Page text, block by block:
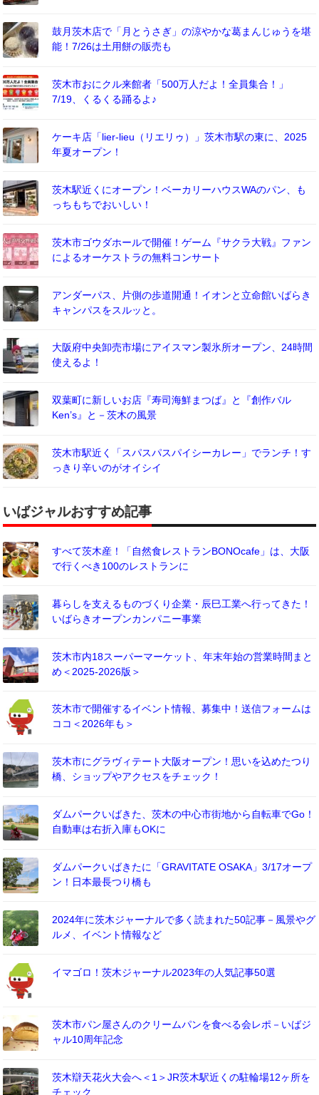
鼓月茨木店で「月とうさぎ」の涼やかな葛まんじゅうを堪
能！7/26は土用餅の販売も
茨木市おにクル来館者「500万人だよ！全員集合！」
7/19、くるくる踊るよ♪
ケーキ店「lier-lieu（リエリゥ）」茨木市駅の東に、2025
年夏オープン！
茨木駅近くにオープン！ベーカリーハウスWAのパン、も
っちもちでおいしい！
茨木市ゴウダホールで開催！ゲーム『サクラ大戦』ファン
によるオーケストラの無料コンサート
アンダーパス、片側の歩道開通！イオンと立命館いばらき
キャンパスをスルッと。
大阪府中央卸売市場にアイスマン製氷所オープン、24時間
使えるよ！
双葉町に新しいお店『寿司海鮮まつば』と『創作バル
Ken’s』と－茨木の風景
茨木市駅近く「スパスパスパイシーカレー」でランチ！す
っきり辛いのがオイシイ
いばジャルおすすめ記事
すべて茨木産！「自然食レストランBONOcafe」は、大阪
で行くべき100のレストランに
暮らしを支えるものづくり企業・辰巳工業へ行ってきた！
いばらきオープンカンパニー事業
茨木市内18スーパーマーケット、年末年始の営業時間まと
め＜2025-2026版＞
茨木市で開催するイベント情報、募集中！送信フォームは
ココ＜2026年も＞
茨木市にグラヴィテート大阪オープン！思いを込めたつり
橋、ショップやアクセスをチェック！
ダムパークいばきた、茨木の中心市街地から自転車でGo！
自動車は右折入庫もOKに
ダムパークいばきたに「GRAVITATE OSAKA」3/17オープ
ン！日本最長つり橋も
2024年に茨木ジャーナルで多く読まれた50記事－風景やグ
ルメ、イベント情報など
イマゴロ！茨木ジャーナル2023年の人気記事50選
茨木市パン屋さんのクリームパンを食べる会レポ－いばジ
ャル10周年記念
茨木辯天花火大会へ＜1＞JR茨木駅近くの駐輪場12ヶ所を
チェック